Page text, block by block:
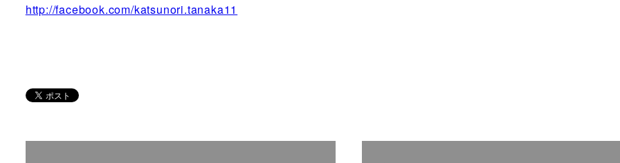
http://facebook.com/katsunori.tanaka11